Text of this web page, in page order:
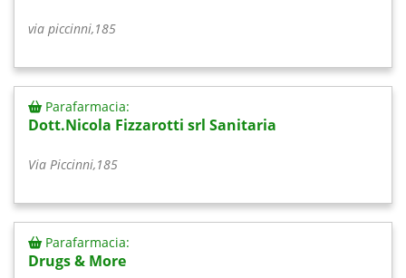
via piccinni,185
Parafarmacia:
Dott.Nicola Fizzarotti srl Sanitaria
Via Piccinni,185
Parafarmacia:
Drugs & More